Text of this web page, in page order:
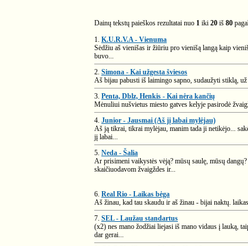
Dainų tekstų paieškos rezultatai nuo 1 iki 20 iš 80
1. K.U.R.V.A - Vienuma
Sėdžiu aš vienišas ir žiūriu pro vienišą langą kaip
buvo...
2. Simona - Kai užgesta šviesos
Aš bijau pabusti iš laimingo sapno, sudaužyti stiklą,
3. Penta, Dblz, Henkis - Kai nėra kančių
Mėnuliui nušvietus miesto gatves kelyje pasirodė
4. Junior - Jausmai (Aš jį labai mylėjau)
Aš ją tikrai, tikrai mylėjau, manim tada ji netikėjo...
jį labai...
5. Neda - Šalia
Ar prisimeni vaikystės vėją? mūsų saulę, mūsų
skaičiuodavom žvaigždes ir...
6. Real Rio - Laikas bėga
Aš žinau, kad tau skaudu ir aš žinau - bijai naktų.
7. SEL - Laužau standartus
(x2) nes mano žodžiai liejasi iš mano vidaus į lauką,
dar gerai...